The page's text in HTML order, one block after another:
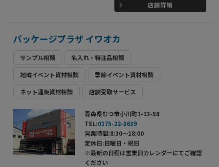
店舗詳細
パッケージプラザ イワオカ
サンプル相談 名入れ・特注品相談
地域イベント資材相談 季節イベント資材相談
ネット通販資材相談 店舗受取サービス
青森県むつ市小川町1-13-58
TEL:0175-22-3639
営業時間:8:30～18:00
定休日:日曜日・祝日
※最新の日程は営業日カレンダーにてご確認
ください